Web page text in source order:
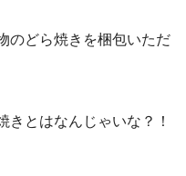
のどら焼きを梱包いただ
きとはなんじゃいな？！